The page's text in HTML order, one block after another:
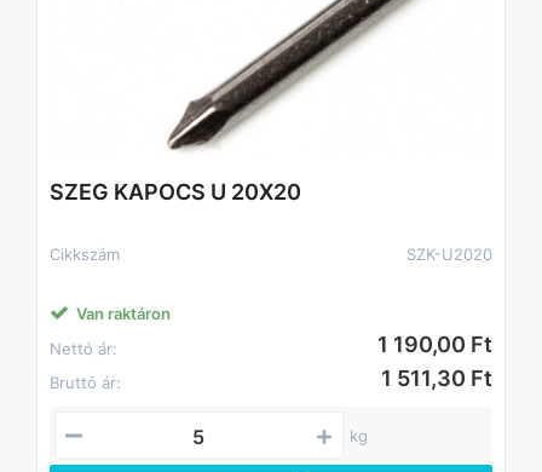
SZEG KAPOCS U 20X20
Cikkszám SZK-U2020
Van raktáron
Nettó ár:
1 190,00 Ft
Bruttó ár: 1 511,30 Ft
kg